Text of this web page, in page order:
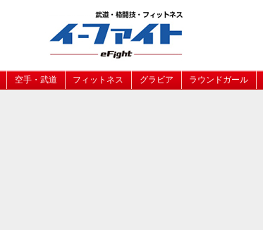
空手・武道 フィットネス グラビア ラウンドガール